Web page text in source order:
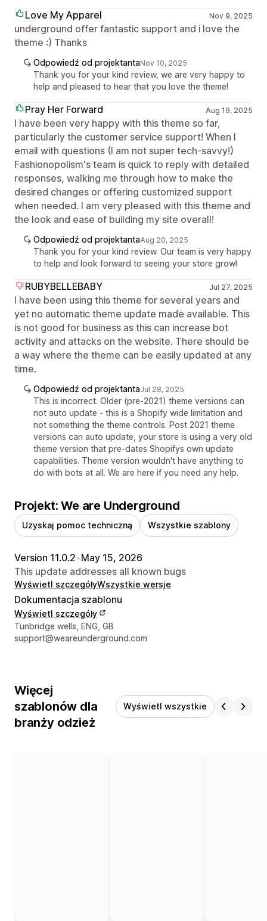
Love My Apparel
Nov 9, 2025
underground offer fantastic support and i love the
theme :) Thanks
Odpowiedź od projektantaNov 10, 2025
Thank you for your kind review, we are very happy to
help and pleased to hear that you love the theme!
Pray Her Forward Aug 19, 2025
I have been very happy with this theme so far,
particularly the customer service support! When I
email with questions (I am not super tech-savvy!)
Fashionopolism's team is quick to reply with detailed
responses, walking me through how to make the
desired changes or offering customized support
when needed. I am very pleased with this theme and
the look and ease of building my site overall!
Odpowiedź od projektantaAug 20, 2025
Thank you for your kind review. Our team is very happy
to help and look forward to seeing your store grow!
RUBYBELLEBABY Jul 27, 2025
I have been using this theme for several years and
yet no automatic theme update made available. This
is not good for business as this can increase bot
activity and attacks on the website. There should be
a way where the theme can be easily updated at any
time.
Odpowiedź od projektantaJul 28, 2025
This is incorrect. Older (pre-2021) theme versions can
not auto update - this is a Shopify wide limitation and
not something the theme controls. Post 2021 theme
versions can auto update, your store is using a very old
theme version that pre-dates Shopifys own update
capabilities. Theme version wouldn't have anything to
do with bots at all. We are here if you need any help.
Projekt: We are Underground
Uzyskaj pomoc techniczną Wszystkie szablony
Version 11.0.2•May 15, 2026
This update addresses all known bugs
Wyświetl szczegółyWszystkie wersje
Dokumentacja szablonu
Wyświetl szczegóły
Dane kontaktowe projektanta
Tunbridge wells, ENG, GB
support@weareunderground.com
Więcej
szablonów dla
branży odzież
Wyświetl wszystkie